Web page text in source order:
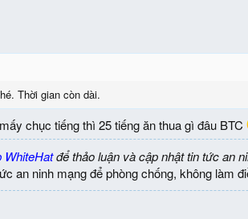
Thời gian còn dài.
chục tiếng thì 25 tiếng ăn thua gì đâu BTC
WhiteHatđể thảo luận và cập nhật tin tức an
an ninh mạng để phòng chống, không làm